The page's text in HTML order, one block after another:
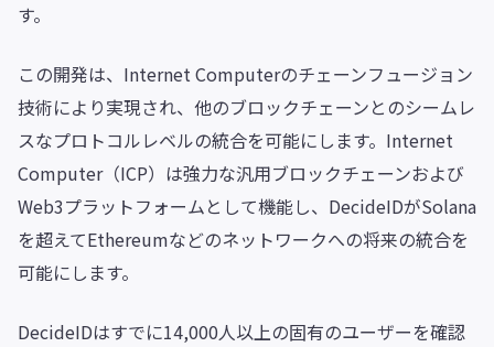
す。
この開発は、Internet Computerのチェーンフュージョン
技術により実現され、他のブロックチェーンとのシームレ
スなプロトコルレベルの統合を可能にします。Internet
Computer（ICP）は強力な汎用ブロックチェーンおよび
Web3プラットフォームとして機能し、DecideIDがSolana
を超えてEthereumなどのネットワークへの将来の統合を
可能にします。
DecideIDはすでに14,000人以上の固有のユーザーを確認